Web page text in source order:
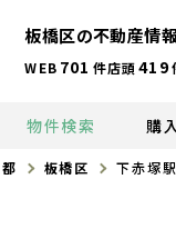
板橋区の不動産情
WEB 701 件店頭419
物件検索 購
板橋区 下赤塚駅